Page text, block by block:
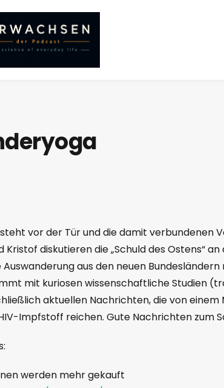
vor der Tür und die damit verbundenen
Kristof diskutieren die „Schuld des Ostens“
Auswanderung aus den neuen
mit kuriosen wissenschaftliche Studien
aktuellen Nachrichten, die von
Impfstoff reichen. Gute Nachrichten zum
werden mehr gekauft